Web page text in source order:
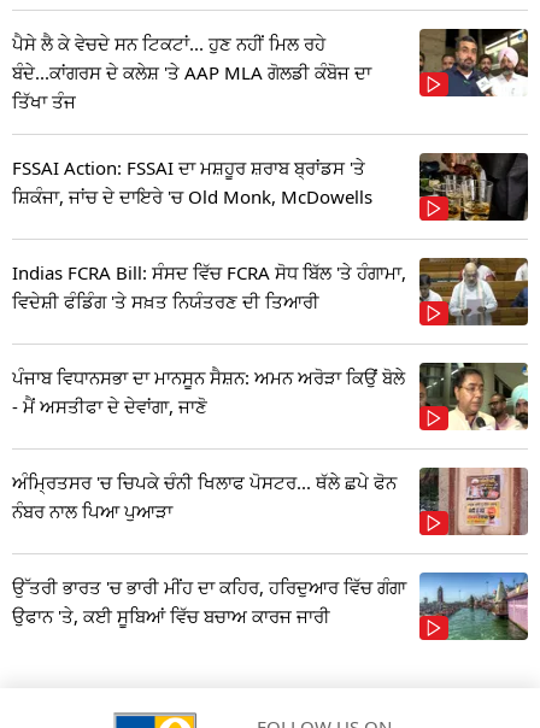
ਪੈਸੇ ਲੈ ਕੇ ਵੇਚਦੇ ਸਨ ਟਿਕਟਾਂ... ਹੁਣ ਨਹੀਂ ਮਿਲ ਰਹੇ
ਬੰਦੇ...ਕਾਂਗਰਸ ਦੇ ਕਲੇਸ਼ 'ਤੇ AAP MLA ਗੋਲਡੀ ਕੰਬੋਜ ਦਾ
ਤਿੱਖਾ ਤੰਜ
FSSAI Action: FSSAI ਦਾ ਮਸ਼ਹੂਰ ਸ਼ਰਾਬ ਬ੍ਰਾਂਡਸ 'ਤੇ
ਸ਼ਿਕੰਜਾ, ਜਾਂਚ ਦੇ ਦਾਇਰੇ 'ਚ Old Monk, McDowells
Indias FCRA Bill: ਸੰਸਦ ਵਿੱਚ FCRA ਸੋਧ ਬਿੱਲ 'ਤੇ ਹੰਗਾਮਾ,
ਵਿਦੇਸ਼ੀ ਫੰਡਿੰਗ 'ਤੇ ਸਖ਼ਤ ਨਿਯੰਤਰਣ ਦੀ ਤਿਆਰੀ
ਪੰਜਾਬ ਵਿਧਾਨਸਭਾ ਦਾ ਮਾਨਸੂਨ ਸੈਸ਼ਨ: ਅਮਨ ਅਰੋੜਾ ਕਿਉਂ ਬੋਲੇ
- ਮੈਂ ਅਸਤੀਫਾ ਦੇ ਦੇਵਾਂਗਾ, ਜਾਣੋ
ਅੰਮ੍ਰਿਤਸਰ 'ਚ ਚਿਪਕੇ ਚੰਨੀ ਖਿਲਾਫ ਪੋਸਟਰ... ਥੱਲੇ ਛਪੇ ਫੋਨ
ਨੰਬਰ ਨਾਲ ਪਿਆ ਪੁਆੜਾ
ਉੱਤਰੀ ਭਾਰਤ 'ਚ ਭਾਰੀ ਮੀਂਹ ਦਾ ਕਹਿਰ, ਹਰਿਦੁਆਰ ਵਿੱਚ ਗੰਗਾ
ਉਫਾਨ 'ਤੇ, ਕਈ ਸੂਬਿਆਂ ਵਿੱਚ ਬਚਾਅ ਕਾਰਜ ਜਾਰੀ